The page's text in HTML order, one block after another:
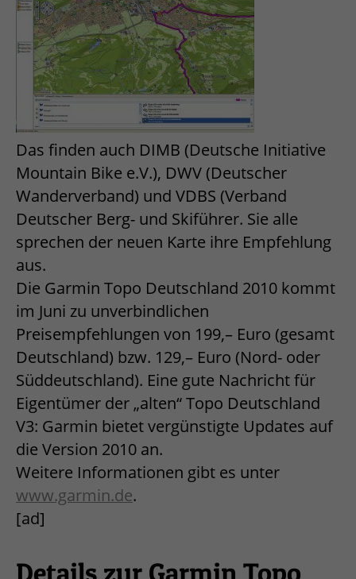
Das finden auch DIMB (Deutsche Initiative
Mountain Bike e.V.), DWV (Deutscher
Wanderverband) und VDBS (Verband
Deutscher Berg- und Skiführer. Sie alle
sprechen der neuen Karte ihre Empfehlung
aus.
Die Garmin Topo Deutschland 2010 kommt
im Juni zu unverbindlichen
Preisempfehlungen von 199,– Euro (gesamt
Deutschland) bzw. 129,– Euro (Nord- oder
Süddeutschland). Eine gute Nachricht für
Eigentümer der „alten“ Topo Deutschland
V3: Garmin bietet vergünstigte Updates auf
die Version 2010 an.
Weitere Informationen gibt es unter
www.garmin.de.
[ad]
Details zur Garmin Topo